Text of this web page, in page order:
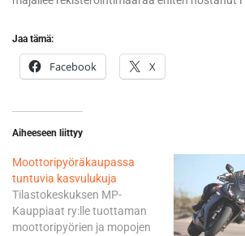
Jaa tämä:
Facebook X
Aiheeseen liittyy
Moottoripyöräkaupassa
tuntuvia kasvulukuja
Tilastokeskuksen MP-
Kauppiaat ry:lle tuottaman
moottoripyörien ja mopojen